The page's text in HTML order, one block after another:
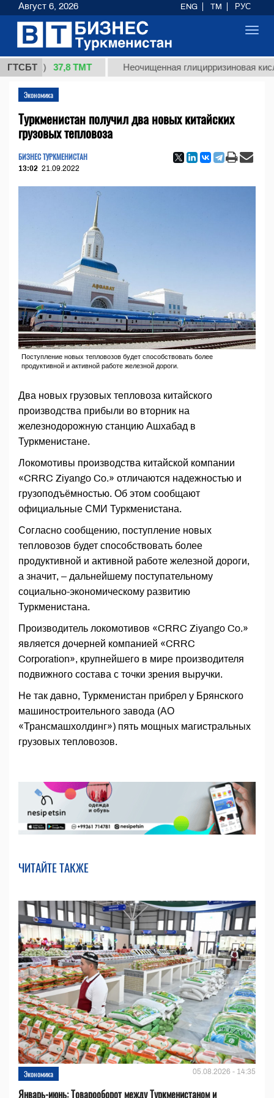
ГТСБТ
37,8 ТМТ Неочищенная глицирризиновая кислота
Экономика
Туркменистан получил два новых китайских
грузовых тепловоза
БИЗНЕС ТУРКМЕНИСТАН
13:02 21.09.2022
Поступление новых тепловозов будет способствовать более
продуктивной и активной работе железной дороги.
Два новых грузовых тепловоза китайского
производства прибыли во вторник на
железнодорожную станцию Ашхабад в
Туркменистане.
Локомотивы производства китайской компании
«CRRC Ziyango Co.» отличаются надежностью и
грузоподъёмностью. Об этом сообщают
официальные СМИ Туркменистана.
Согласно сообщению, поступление новых
тепловозов будет способствовать более
продуктивной и активной работе железной дороги,
а значит, – дальнейшему поступательному
социально-экономическому развитию
Туркменистана.
Производитель локомотивов «CRRC Ziyango Co.»
является дочерней компанией «CRRC
Corporation», крупнейшего в мире производителя
подвижного состава с точки зрения выручки.
Не так давно, Туркменистан прибрел у Брянского
машиностроительного завода (АО
«Трансмашхолдинг») пять мощных магистральных
грузовых тепловозов.
ЧИТАЙТЕ ТАКЖЕ
Экономика 05.08.2026 - 14:35
Январь-июнь: Товарооборот между Туркменистаном и
Август 6, 2026 ENG TM РУС